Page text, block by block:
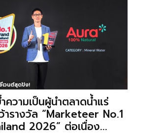
เวนต์สุดปัง!
วามเป็นผู้นำตลาดน้ำแร่
ารางวัล “Marketeer No.1
2026” ต่อเนื่อง...